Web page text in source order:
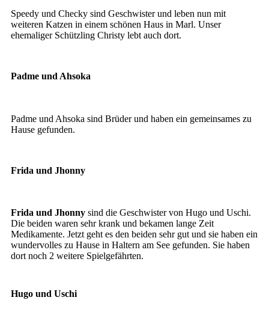
Speedy und Checky sind Geschwister und leben nun mit
weiteren Katzen in einem schönen Haus in Marl. Unser
ehemaliger Schützling Christy lebt auch dort.
Padme und Ahsoka
Padme und Ahsoka sind Brüder und haben ein gemeinsames zu
Hause gefunden.
Frida und Jhonny
Frida und Jhonnysind die Geschwister von Hugo und Uschi.
Die beiden waren sehr krank und bekamen lange Zeit
Medikamente. Jetzt geht es den beiden sehr gut und sie haben ein
wundervolles zu Hause in Haltern am See gefunden. Sie haben
dort noch 2 weitere Spielgefährten.
Hugo und Uschi